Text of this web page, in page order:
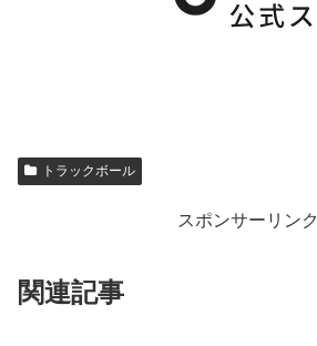
トラックボール
スポンサーリンク
関連記事